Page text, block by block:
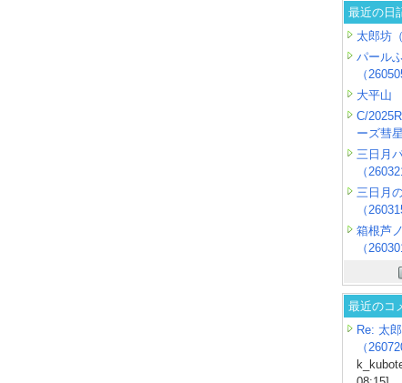
最近の日
太郎坊
パール
（
大平山
C/
ーズ彗
三日月
（
三日月
（
箱根芦
（
最近のコ
Re: 太
（